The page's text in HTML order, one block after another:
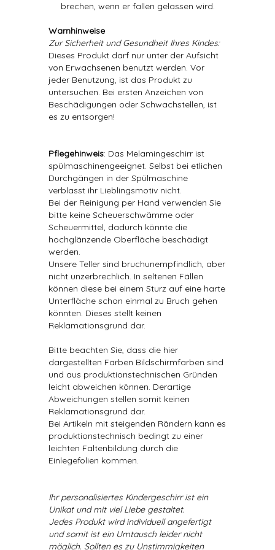
brechen, wenn er fallen gelassen wird.
Warnhinweise
Zur Sicherheit und Gesundheit Ihres Kindes:
Dieses Produkt darf nur unter der Aufsicht
von Erwachsenen benutzt werden. Vor
jeder Benutzung, ist das Produkt zu
untersuchen. Bei ersten Anzeichen von
Beschädigungen oder Schwachstellen, ist
es zu entsorgen!
Pflegehinweis: Das Melamingeschirr ist
spülmaschinengeeignet. Selbst bei etlichen
Durchgängen in der Spülmaschine
verblasst ihr Lieblingsmotiv nicht.
Bei der Reinigung per Hand verwenden Sie
bitte keine Scheuerschwämme oder
Scheuermittel, dadurch könnte die
hochglänzende Oberfläche beschädigt
werden.
Unsere Teller sind bruchunempfindlich, aber
nicht unzerbrechlich. In seltenen Fällen
können diese bei einem Sturz auf eine harte
Unterfläche schon einmal zu Bruch gehen
könnten. Dieses stellt keinen
Reklamationsgrund dar.
Bitte beachten Sie, dass die hier
dargestellten Farben Bildschirmfarben sind
und aus produktionstechnischen Gründen
leicht abweichen können. Derartige
Abweichungen stellen somit keinen
Reklamationsgrund dar.
Bei Artikeln mit steigenden Rändern kann es
produktionstechnisch bedingt zu einer
leichten Faltenbildung durch die
Einlegefolien kommen.
Ihr personalisiertes Kindergeschirr ist ein
Unikat und mit viel Liebe gestaltet.
Jedes Produkt wird individuell angefertigt
und somit ist ein Umtausch leider nicht
möglich. Sollten es zu Unstimmigkeiten